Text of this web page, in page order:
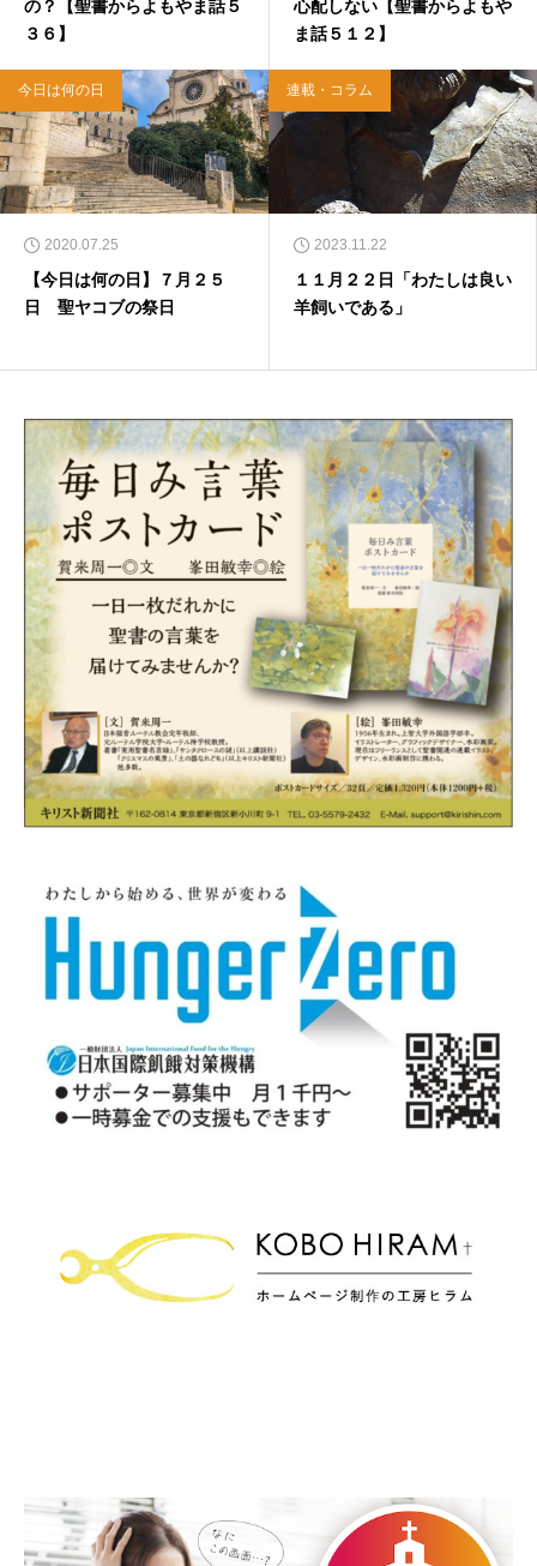
の？【聖書からよもやま話５
３６】
心配しない【聖書からよもや
ま話５１２】
今日は何の日
2020.07.25
【今日は何の日】７月２５
日 聖ヤコブの祭日
連載・コラム
2023.11.22
１１月２２日「わたしは良い
羊飼いである」